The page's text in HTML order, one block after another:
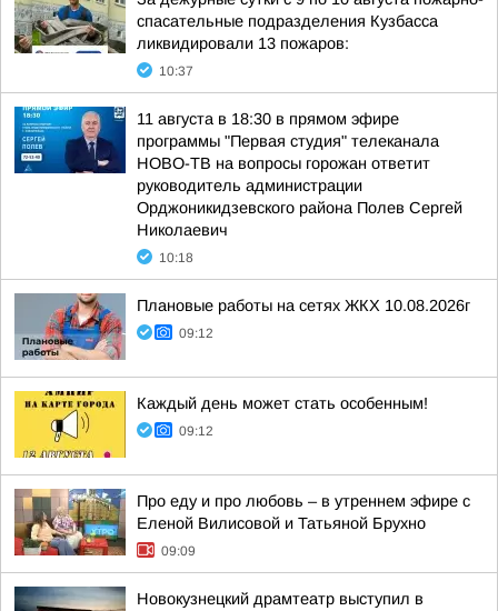
спасательные подразделения Кузбасса
ликвидировали 13 пожаров:
10:37
11 августа в 18:30 в прямом эфире
программы "Первая студия" телеканала
НОВО-ТВ на вопросы горожан ответит
руководитель администрации
Орджоникидзевского района Полев Сергей
Николаевич
10:18
Плановые работы на сетях ЖКХ 10.08.2026г
09:12
Каждый день может стать особенным!
09:12
Про еду и про любовь – в утреннем эфире с
Еленой Вилисовой и Татьяной Брухно
09:09
Новокузнецкий драмтеатр выступил в